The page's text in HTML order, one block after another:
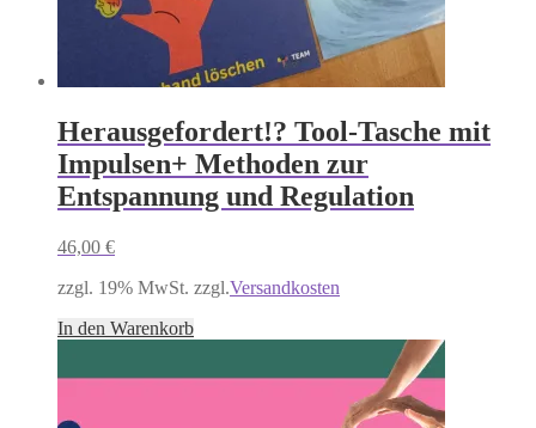
Herausgefordert!? Tool-Tasche mit
Impulsen+ Methoden zur
Entspannung und Regulation
46,00 €
zzgl. 19% MwSt. zzgl.Versandkosten
In den Warenkorb